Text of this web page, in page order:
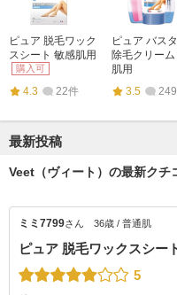
ピュア 脱毛ワック
スシート 敏感肌用
購入可
4.3 22件
ピュア バス
除毛クリー
肌用
3.5
最新投稿
Veet（ヴィート）の最新クチ
ミミ7799さん 36歳 / 普通肌
ピュア 脱毛ワックスシー
5